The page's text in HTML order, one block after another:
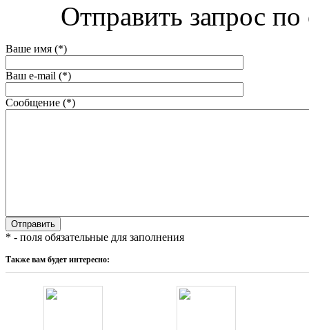
Отправить запрос
Ваше имя (*)
Ваш e-mail (*)
Сообщение (*)
* - поля обязательные для заполнения
Также вам будет интересно: